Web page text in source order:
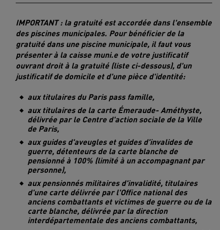
IMPORTANT : la gratuité est accordée dans l'ensemble
des piscines municipales. Pour bénéficier de la
gratuité dans une piscine municipale, il faut vous
présenter à la caisse muni.e de votre justificatif
ouvrant droit à la gratuité (liste ci-dessous), d'un
justificatif de domicile et d'une pièce d'identité:
aux titulaires du Paris pass famille,
aux titulaires de la carte Émeraude- Améthyste,
délivrée par le Centre d'action sociale de la Ville
de Paris,
aux guides d'aveugles et guides d'invalides de
guerre, détenteurs de la carte blanche de
pensionné à 100% (limité à un accompagnant par
personne),
aux pensionnés militaires d'invalidité, titulaires
d'une carte délivrée par l'Office national des
anciens combattants et victimes de guerre ou de la
carte blanche, délivrée par la direction
interdépartementale des anciens combattants,